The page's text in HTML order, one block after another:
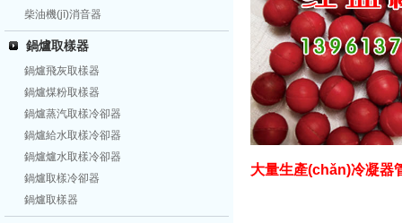
柴油機(jī)消音器
鍋爐取樣器
鍋爐飛灰取樣器
鍋爐煤粉取樣器
鍋爐蒸汽取樣冷卻器
鍋爐給水取樣冷卻器
鍋爐爐水取樣冷卻器
鍋爐取樣冷卻器
鍋爐取樣器
大量生產(chǎn)冷凝器